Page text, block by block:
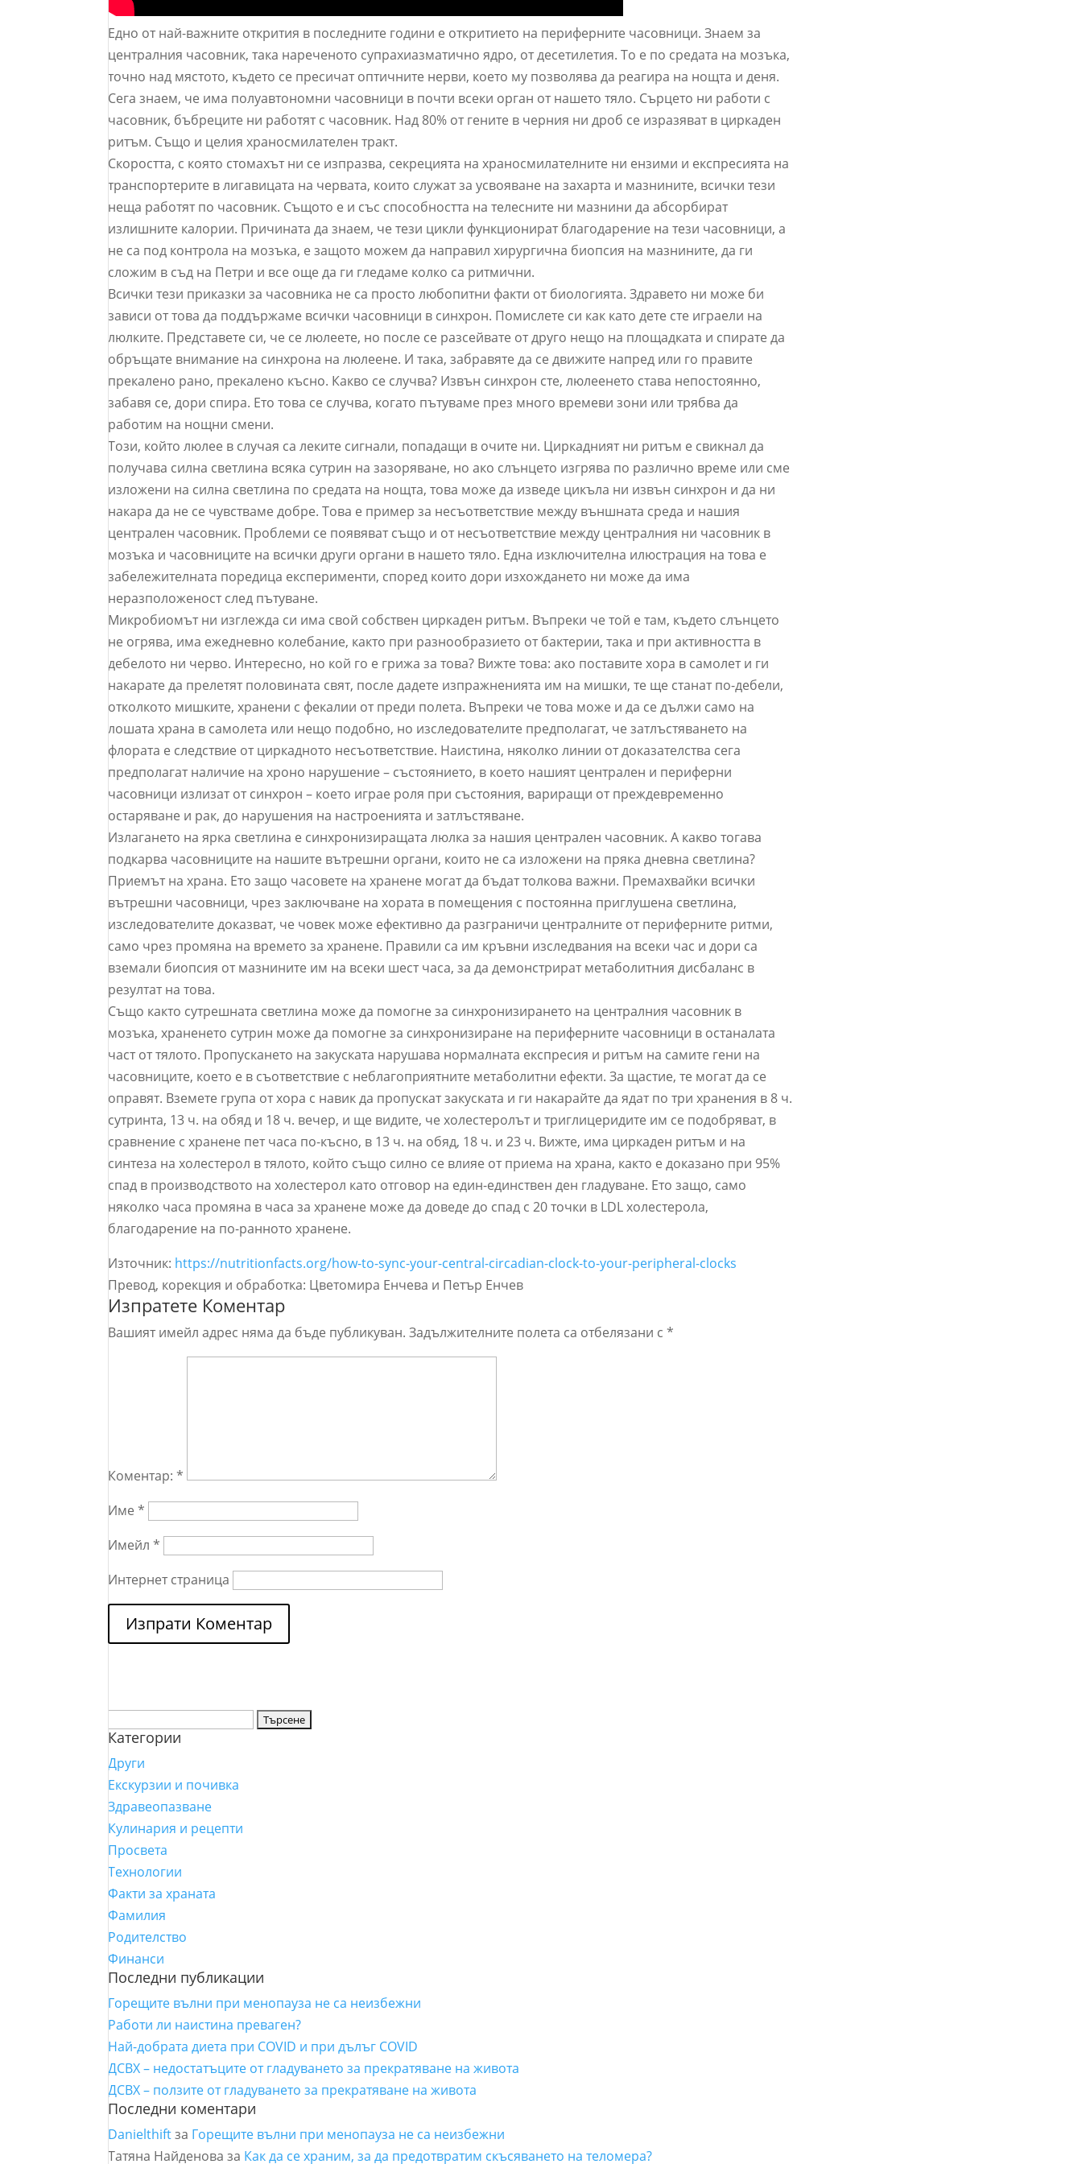
Едно от най-важните открития в последните години е откритието на периферните часовници. Знаем за
централния часовник, така нареченото супрахиазматично ядро, от десетилетия. То е по средата на мозъка,
точно над мястото, където се пресичат оптичните нерви, което му позволява да реагира на нощта и деня.
Сега знаем, че има полуавтономни часовници в почти всеки орган от нашето тяло. Сърцето ни работи с
часовник, бъбреците ни работят с часовник. Над 80% от гените в черния ни дроб се изразяват в циркаден
ритъм. Също и целия храносмилателен тракт.
Скоростта, с която стомахът ни се изпразва, секрецията на храносмилателните ни ензими и експресията на
транспортерите в лигавицата на червата, които служат за усвояване на захарта и мазнините, всички тези
неща работят по часовник. Същото е и със способността на телесните ни мазнини да абсорбират
излишните калории. Причината да знаем, че тези цикли функционират благодарение на тези часовници, а
не са под контрола на мозъка, е защото можем да направил хирургична биопсия на мазнините, да ги
сложим в съд на Петри и все още да ги гледаме колко са ритмични.
Всички тези приказки за часовника не са просто любопитни факти от биологията. Здравето ни може би
зависи от това да поддържаме всички часовници в синхрон. Помислете си как като дете сте играели на
люлките. Представете си, че се люлеете, но после се разсейвате от друго нещо на площадката и спирате да
обръщате внимание на синхрона на люлеене. И така, забравяте да се движите напред или го правите
прекалено рано, прекалено късно. Какво се случва? Извън синхрон сте, люлеенето става непостоянно,
забавя се, дори спира. Ето това се случва, когато пътуваме през много времеви зони или трябва да
работим на нощни смени.
Този, който люлее в случая са леките сигнали, попадащи в очите ни. Циркадният ни ритъм е свикнал да
получава силна светлина всяка сутрин на зазоряване, но ако слънцето изгрява по различно време или сме
изложени на силна светлина по средата на нощта, това може да изведе цикъла ни извън синхрон и да ни
накара да не се чувстваме добре. Това е пример за несъответствие между външната среда и нашия
централен часовник. Проблеми се появяват също и от несъответствие между централния ни часовник в
мозъка и часовниците на всички други органи в нашето тяло. Една изключителна илюстрация на това е
забележителната поредица експерименти, според които дори изхождането ни може да има
неразположеност след пътуване.
Микробиомът ни изглежда си има свой собствен циркаден ритъм. Въпреки че той е там, където слънцето
не огрява, има ежедневно колебание, както при разнообразието от бактерии, така и при активността в
дебелото ни черво. Интересно, но кой го е грижа за това? Вижте това: ако поставите хора в самолет и ги
накарате да прелетят половината свят, после дадете изпражненията им на мишки, те ще станат по-дебели,
отколкото мишките, хранени с фекалии от преди полета. Въпреки че това може и да се дължи само на
лошата храна в самолета или нещо подобно, но изследователите предполагат, че затлъстяването на
флората е следствие от циркадното несъответствие. Наистина, няколко линии от доказателства сега
предполагат наличие на хроно нарушение – състоянието, в което нашият централен и периферни
часовници излизат от синхрон – което играе роля при състояния, вариращи от преждевременно
остаряване и рак, до нарушения на настроенията и затлъстяване.
Излагането на ярка светлина е синхронизиращата люлка за нашия централен часовник. А какво тогава
подкарва часовниците на нашите вътрешни органи, които не са изложени на пряка дневна светлина?
Приемът на храна. Ето защо часовете на хранене могат да бъдат толкова важни. Премахвайки всички
вътрешни часовници, чрез заключване на хората в помещения с постоянна приглушена светлина,
изследователите доказват, че човек може ефективно да разграничи централните от периферните ритми,
само чрез промяна на времето за хранене. Правили са им кръвни изследвания на всеки час и дори са
вземали биопсия от мазнините им на всеки шест часа, за да демонстрират метаболитния дисбаланс в
резултат на това.
Също както сутрешната светлина може да помогне за синхронизирането на централния часовник в
мозъка, храненето сутрин може да помогне за синхронизиране на периферните часовници в останалата
част от тялото. Пропускането на закуската нарушава нормалната експресия и ритъм на самите гени на
часовниците, което е в съответствие с неблагоприятните метаболитни ефекти. За щастие, те могат да се
оправят. Вземете група от хора с навик да пропускат закуската и ги накарайте да ядат по три хранения в 8 ч.
сутринта, 13 ч. на обяд и 18 ч. вечер, и ще видите, че холестеролът и триглицеридите им се подобряват, в
сравнение с хранене пет часа по-късно, в 13 ч. на обяд, 18 ч. и 23 ч. Вижте, има циркаден ритъм и на
синтеза на холестерол в тялото, който също силно се влияе от приема на храна, както е доказано при 95%
спад в производството на холестерол като отговор на един-единствен ден гладуване. Ето защо, само
няколко часа промяна в часа за хранене може да доведе до спад с 20 точки в LDL холестерола,
благодарение на по-ранното хранене.
Източник: https://nutritionfacts.org/how-to-sync-your-central-circadian-clock-to-your-peripheral-clocks
Превод, корекция и обработка: Цветомира Енчева и Петър Енчев
Изпратете Коментар
Вашият имейл адрес няма да бъде публикуван. Задължителните полета са отбелязани с*
Коментар:*
Име*
Имейл*
Интернет страница
за:
Категории
Други
Екскурзии и почивка
Здравеопазване
Кулинария и рецепти
Просвета
Технологии
Факти за храната
Фамилия
Родителство
Финанси
Последни публикации
Горещите вълни при менопауза не са неизбежни
Работи ли наистина преваген?
Най-добрата диета при COVID и при дълъг COVID
ДСВХ – недостатъците от гладуването за прекратяване на живота
ДСВХ – ползите от гладуването за прекратяване на живота
Последни коментари
Danielthiftза Горещите вълни при менопауза не са неизбежни
Татяна Найденова за Как да се храним, за да предотвратим скъсяването на теломера?